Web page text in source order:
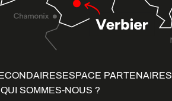
ESPACE PARTENAIRES
QUI SOMMES-NOUS ?